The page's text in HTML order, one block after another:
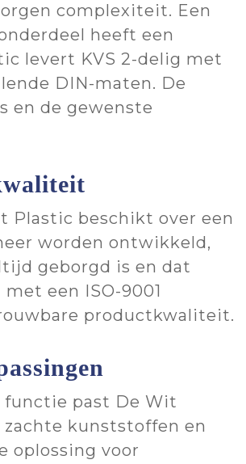
complexiteit. Een
heeft een
levert KVS 2-delig met
DIN-maten. De
en de gewenste
Plastic beschikt over een
worden ontwikkeld,
geborgd is en dat
een ISO-9001
productkwaliteit.
functie past De Wit
kunststoffen en
oplossing voor